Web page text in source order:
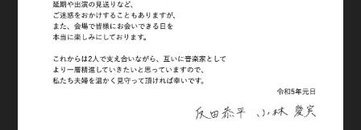
会員登録 ログイン